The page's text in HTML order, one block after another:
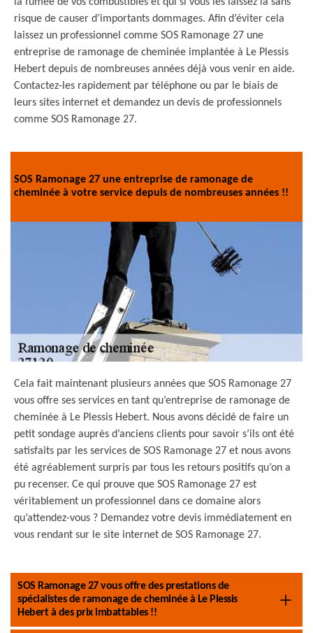
risque de causer d’importants dommages. Afin d’éviter cela
laissez un professionnel comme SOS Ramonage 27 une
entreprise de ramonage de cheminée implantée à Le Plessis
Hebert depuis de nombreuses années déjà vous venir en aide.
Contactez-les rapidement par téléphone ou par le biais de
leurs sites internet et demandez un devis de professionnels
comme SOS Ramonage 27.
SOS Ramonage 27 une entreprise de ramonage de
cheminée à votre service depuis de nombreuses années !!
Cela fait maintenant plusieurs années que SOS Ramonage 27
vous offre ses services en tant qu’entreprise de ramonage de
cheminée à Le Plessis Hebert. Nous avons décidé de faire un
petit sondage auprès d’anciens clients pour savoir s’ils ont été
satisfaits par les services de SOS Ramonage 27 et nous avons
été agréablement surpris par tous les retours positifs qu’on a
pu recenser. Ce qui prouve que SOS Ramonage 27 est
véritablement un professionnel dans ce domaine alors
qu’attendez-vous ? Demandez votre devis immédiatement en
vous rendant sur le site internet de SOS Ramonage 27.
SOS Ramonage 27 vous offre des prestations de
spécialistes de ramonage de cheminée à Le Plessis
Hebert à des prix imbattables !!